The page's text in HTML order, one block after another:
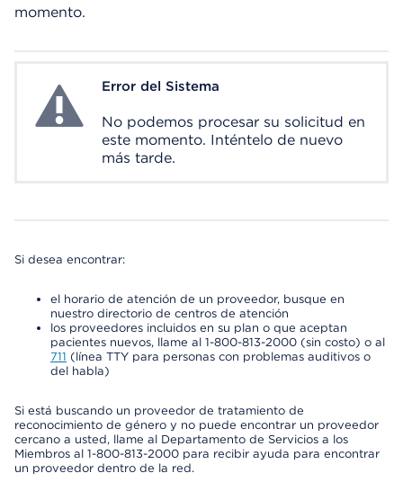
momento.
System ErrorError del Sistema
No podemos procesar su solicitud en
este momento. Inténtelo de nuevo
más tarde.
Si desea encontrar:
el horario de atención de un proveedor, busque en
nuestro directorio de centros de atención
los proveedores incluidos en su plan o que aceptan
pacientes nuevos, llame al 1-800-813-2000 (sin costo) o al
711 (línea TTY para personas con problemas auditivos o
del habla)
Si está buscando un proveedor de tratamiento de
reconocimiento de género y no puede encontrar un proveedor
cercano a usted, llame al Departamento de Servicios a los
Miembros al 1-800-813-2000 para recibir ayuda para encontrar
un proveedor dentro de la red.